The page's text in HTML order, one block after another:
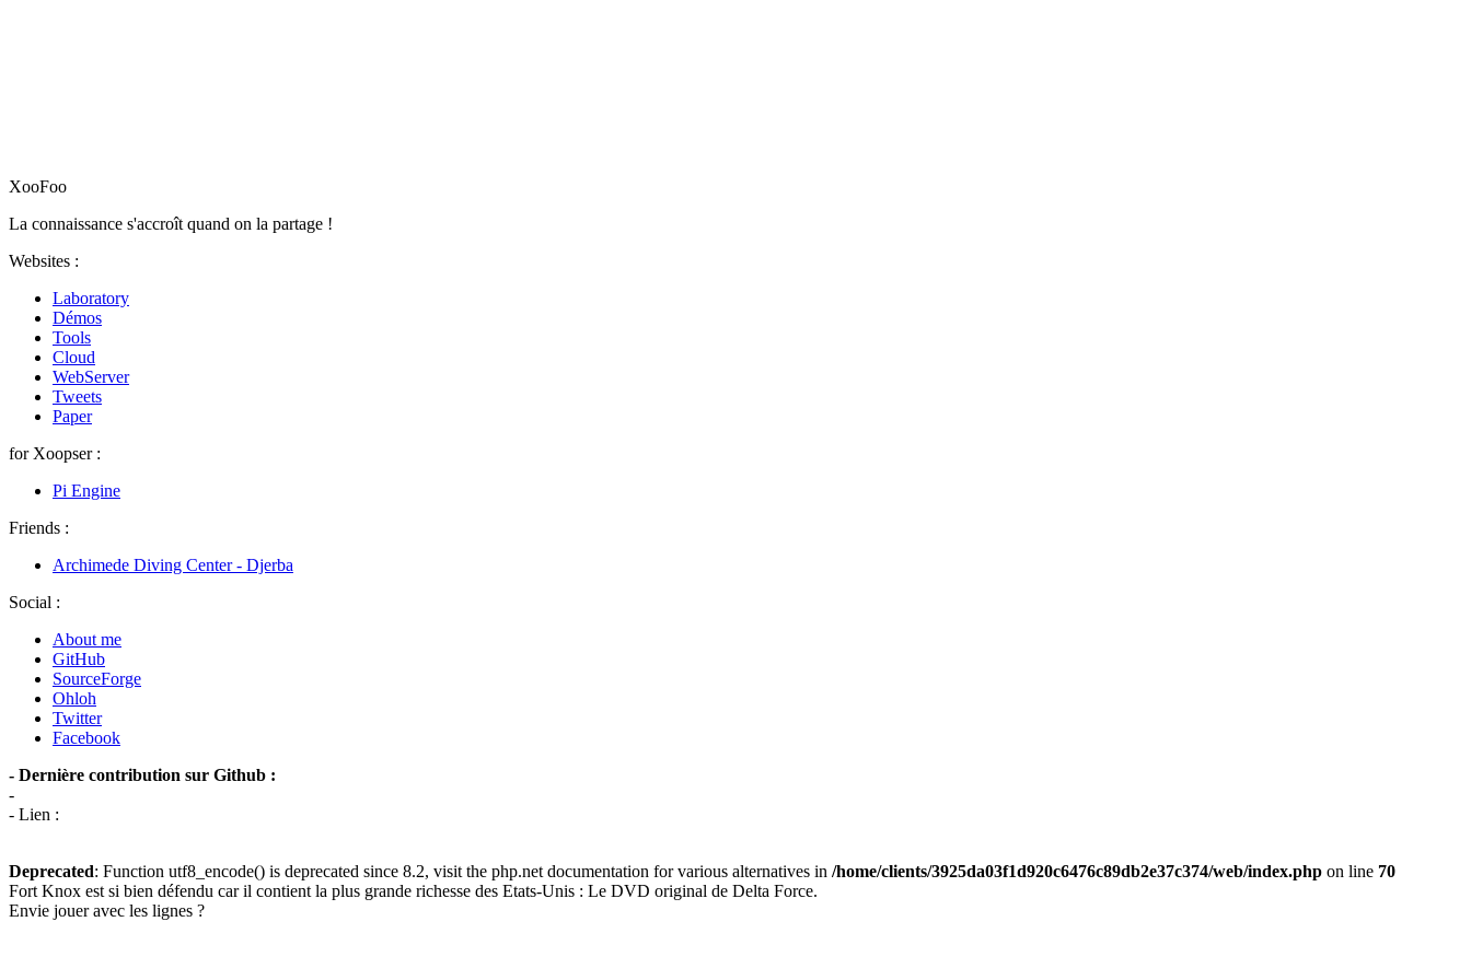
XooFoo
La connaissance s'accroît quand on la partage !
Websites :
Laboratory
Démos
Tools
Cloud
WebServer
Tweets
Paper
for Xoopser :
Pi Engine
Friends :
Archimede Diving Center - Djerba
Social :
About me
GitHub
SourceForge
Ohloh
Twitter
Facebook
- Dernière contribution sur Github :
-
- Lien :
Deprecated: Function utf8_encode() is deprecated since 8.2, visit the php.net documentation for various alternatives in /home/clients/3925da03f1d920c6476c89db2e37c374/web/index.php on line 70
Fort Knox est si bien défendu car il contient la plus grande richesse des Etats-Unis : Le DVD original de Delta Force.
Envie jouer avec les lignes ?